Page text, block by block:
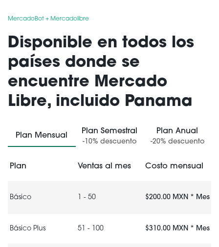
MercadoBot + Mercadolibre
Disponible en todos los
países donde se
encuentre Mercado
Libre, incluido Panama
Plan Mensual
Plan Semestral
-10% descuento
Plan Anual
-20% descuento
Plan Ventas al mes Costo mensual
Básico 1 - 50 $200.00 MXN * Mes
Básico Plus 51 - 100 $310.00 MXN * Mes